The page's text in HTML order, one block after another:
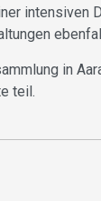
intensiven
in
teil.